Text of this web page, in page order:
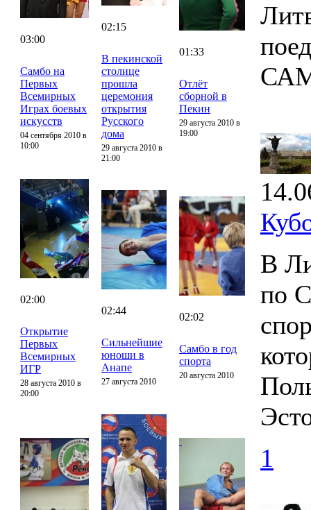
03:00
Самбо на
Первых
Всемирных
Играх боевых
искусств
04 сентября 2010 в
10:00
02:15
В пекинской
столице
прошла
церемония
открытия
Русского
дома
29 августа 2010 в
21:00
01:33
Отлёт
сборной в
Пекин
29 августа 2010 в
19:00
02:00
Открытие
Первых
Всемирных
ИГР
28 августа 2010 в
20:00
02:44
Сильнейшие
юноши в
Анапе
27 августа 2010
02:02
Самбо в год
спорта
20 августа 2010
В
по
1